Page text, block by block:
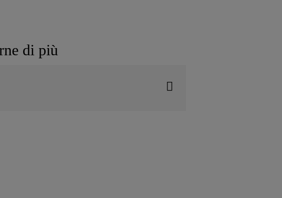
di più